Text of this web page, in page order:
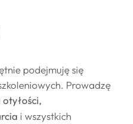
podejmuję się
Prowadzę
otyłości,
i wszystkich